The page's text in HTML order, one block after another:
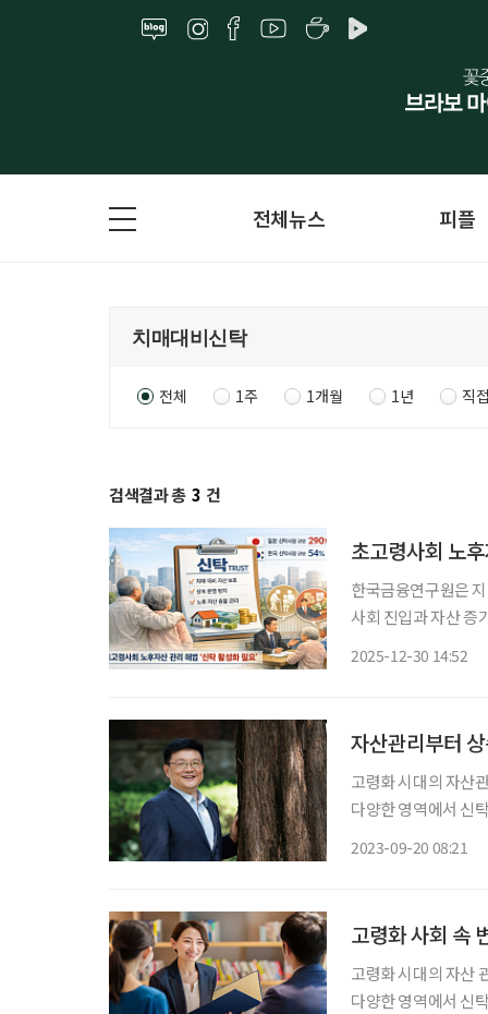
전체뉴스 피플
전체 1주 1개월 1년 직
검색결과 총 3 건
초고령사회 노
한국금융연구원은
사회 진입과 자산 증
2025-12-30 14:52
자산관리부터
고령화 시대의 자산
다양한 영역에서 신
2023-09-20 08:21
고령화 사회 속
고령화 시대의 자산
다양한 영역에서 신